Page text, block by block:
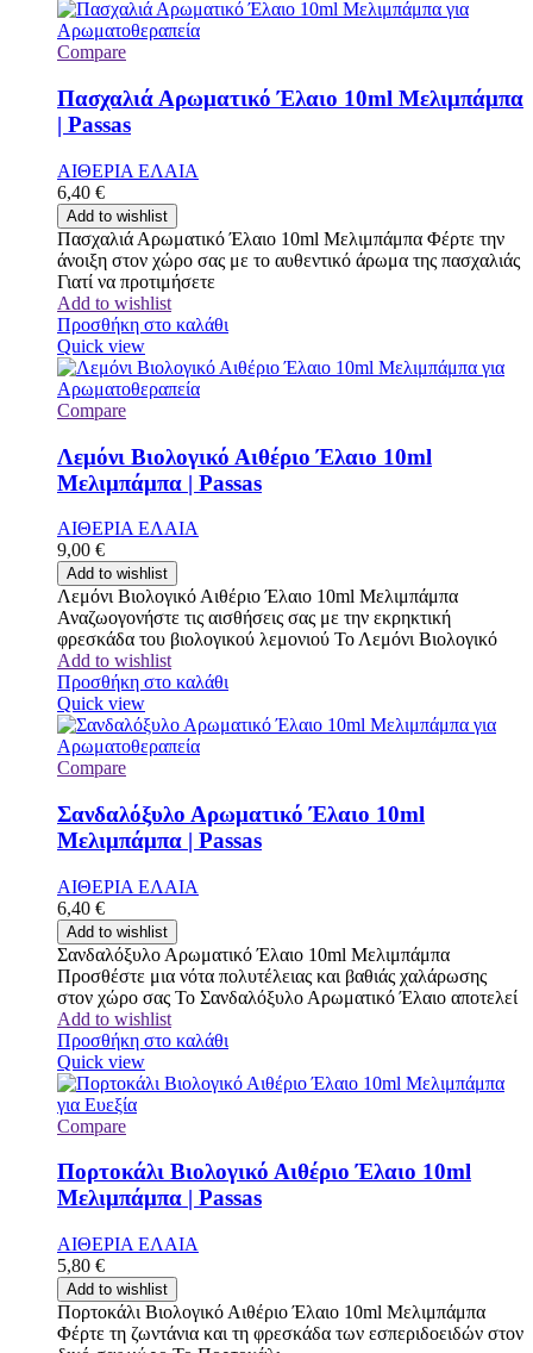
Compare
Πασχαλιά Αρωματικό Έλαιο 10ml Μελιμπάμπα
| Passas
ΑΙΘΕΡΙΑ ΕΛΑΙΑ
6,40 €
Add to wishlist
Πασχαλιά Αρωματικό Έλαιο 10ml Μελιμπάμπα Φέρτε την
άνοιξη στον χώρο σας με το αυθεντικό άρωμα της πασχαλιάς
Γιατί να προτιμήσετε
Add to wishlist
Προσθήκη στο καλάθι
Quick view
Compare
Λεμόνι Βιολογικό Αιθέριο Έλαιο 10ml
Μελιμπάμπα | Passas
ΑΙΘΕΡΙΑ ΕΛΑΙΑ
9,00 €
Add to wishlist
Λεμόνι Βιολογικό Αιθέριο Έλαιο 10ml Μελιμπάμπα
Αναζωογονήστε τις αισθήσεις σας με την εκρηκτική
φρεσκάδα του βιολογικού λεμονιού Το Λεμόνι Βιολογικό
Add to wishlist
Προσθήκη στο καλάθι
Quick view
Compare
Σανδαλόξυλο Αρωματικό Έλαιο 10ml
Μελιμπάμπα | Passas
ΑΙΘΕΡΙΑ ΕΛΑΙΑ
6,40 €
Add to wishlist
Σανδαλόξυλο Αρωματικό Έλαιο 10ml Μελιμπάμπα
Προσθέστε μια νότα πολυτέλειας και βαθιάς χαλάρωσης
στον χώρο σας Το Σανδαλόξυλο Αρωματικό Έλαιο αποτελεί
Add to wishlist
Προσθήκη στο καλάθι
Quick view
Compare
Πορτοκάλι Βιολογικό Αιθέριο Έλαιο 10ml
Μελιμπάμπα | Passas
ΑΙΘΕΡΙΑ ΕΛΑΙΑ
5,80 €
Add to wishlist
Πορτοκάλι Βιολογικό Αιθέριο Έλαιο 10ml Μελιμπάμπα
Φέρτε τη ζωντάνια και τη φρεσκάδα των εσπεριδοειδών στον